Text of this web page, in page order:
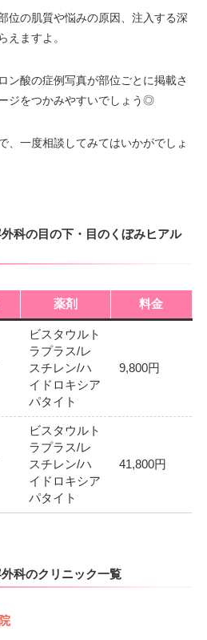
位の肌質や悩みの原因、注入する深
えますよ。
ン酸の症例写真が部位ごとに掲載さ
ジをつかみやすいでしょう◎
、一度相談してみてはいかがでしょ
科の目の下・目のくぼみヒアル
薬剤 料金
ビスタウルト
ラプラス/レ
スチレン/ハ
イドロキシア
パタイト
9,800円
ビスタウルト
ラプラス/レ
スチレン/ハ
イドロキシア
パタイト
41,800円
科のクリニック一覧